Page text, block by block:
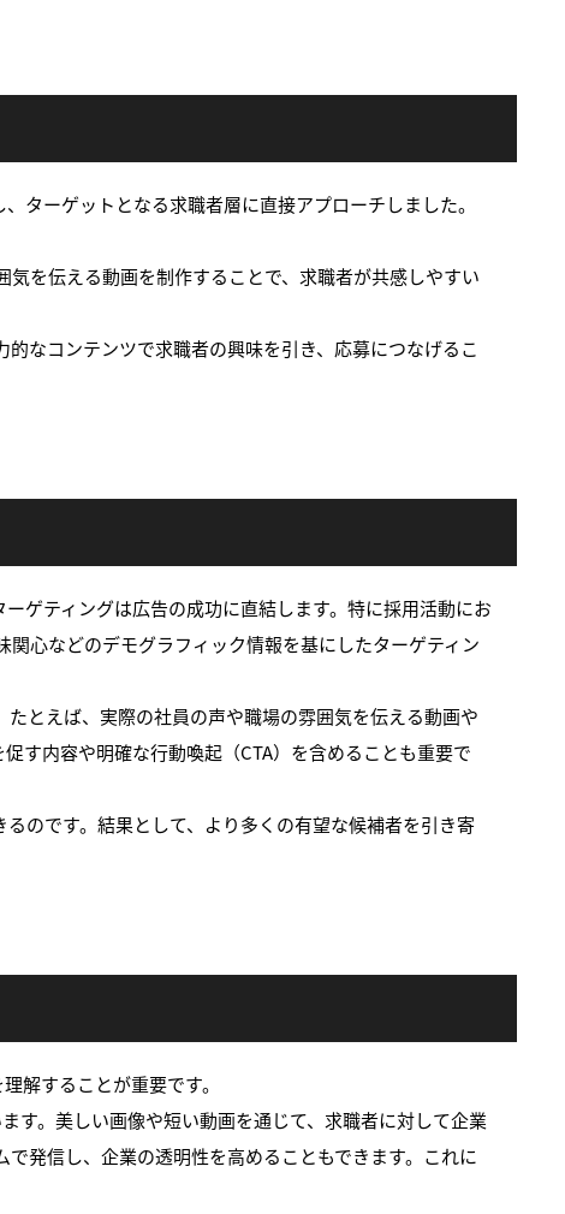
ターゲットとなる求職者層に直接アプローチしました。
を伝える動画を制作することで、求職者が共感しやすい
なコンテンツで求職者の興味を引き、応募につなげるこ
ゲティングは広告の成功に直結します。特に採用活動にお
心などのデモグラフィック情報を基にしたターゲティン
とえば、実際の社員の声や職場の雰囲気を伝える動画や
す内容や明確な行動喚起（CTA）を含めることも重要で
のです。結果として、より多くの有望な候補者を引き寄
解することが重要です。
す。美しい画像や短い動画を通じて、求職者に対して企業
発信し、企業の透明性を高めることもできます。これに